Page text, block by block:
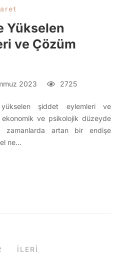
Yükselen
ve Çözüm
2023 2725
şiddet eylemleri ve
ekonomik ve psikolojik düzeyde
zamanlarda artan bir endişe
ne…
İLERİ